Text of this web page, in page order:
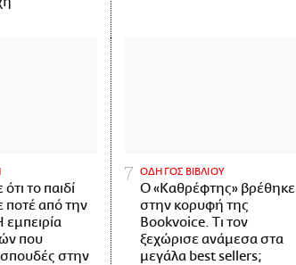
το παιδί
ποτέ από την
που
στην
ΟΔΗΓΟΣ ΒΙΒΛΙΟΥ
Ο «Καθρέφτης» βρέθηκε
στην κορυφή της
Bookvoice. Τι τον
ξεχώρισε ανάμεσα στα
μεγάλα best sellers;